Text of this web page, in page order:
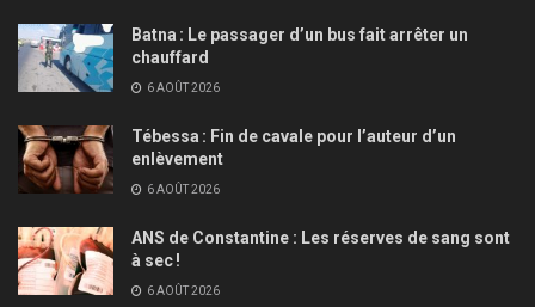
Batna : Le passager d’un bus fait arrêter un
chauffard
6 AOÛT 2026
Tébessa : Fin de cavale pour l’auteur d’un
enlèvement
6 AOÛT 2026
ANS de Constantine : Les réserves de sang sont
à sec !
6 AOÛT 2026